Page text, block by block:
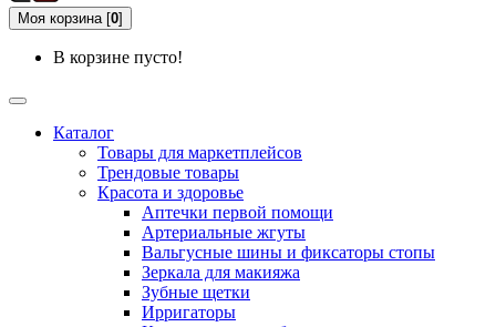
Моя корзина[0]
В корзине пусто!
Каталог
Товары для маркетплейсов
Трендовые товары
Красота и здоровье
Аптечки первой помощи
Артериальные жгуты
Вальгусные шины и фиксаторы стопы
Зеркала для макияжа
Зубные щетки
Ирригаторы